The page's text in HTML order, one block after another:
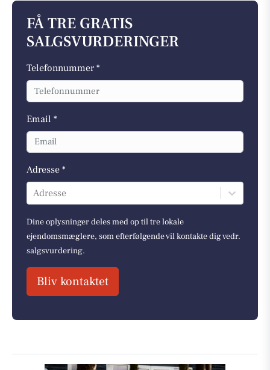
FÅ TRE GRATIS
SALGSVURDERINGER
Telefonnummer *
Email *
Adresse *
Adresse
Dine oplysninger deles med op til tre lokale
ejendomsmæglere, som efterfølgende vil kontakte dig vedr.
salgsvurdering.
Bliv kontaktet